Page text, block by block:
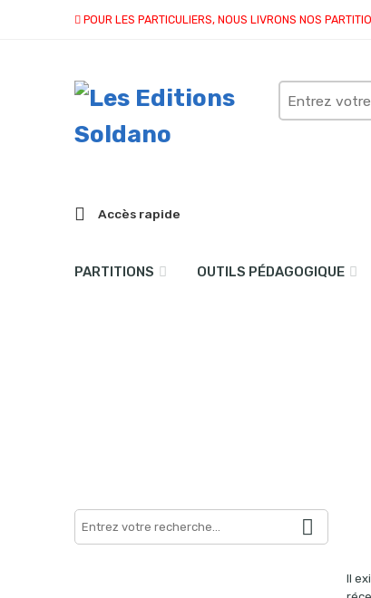
POUR LES PARTICULIERS, NOUS LIVRONS NOS
Search
here
Accès rapide
PARTITIONS OUTILS PÉDAGOGIQUE
Il
Search
here